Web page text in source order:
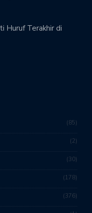
Huruf Terakhir di
85
2
30
178
376